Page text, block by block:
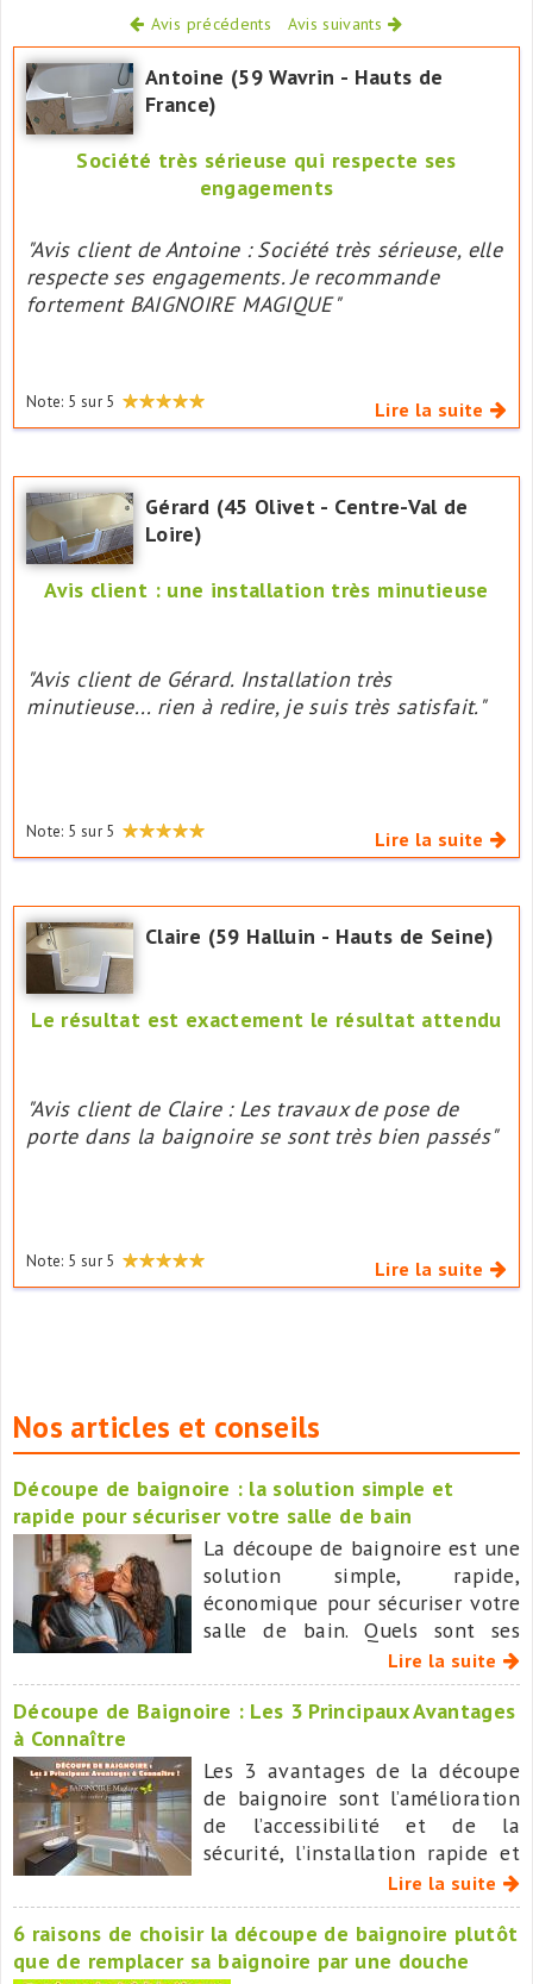
Avis précédents Avis suivants
Antoine (59 Wavrin - Hauts de
France)
Société très sérieuse qui respecte ses
engagements
"Avis client de Antoine : Société très sérieuse, elle
respecte ses engagements. Je recommande
fortement BAIGNOIRE MAGIQUE"
Note: 5 sur 5 Lire la suite
Gérard (45 Olivet - Centre-Val de
Loire)
Avis client : une installation très minutieuse
"Avis client de Gérard. Installation très
minutieuse... rien à redire, je suis très satisfait."
Note: 5 sur 5 Lire la suite
Claire (59 Halluin - Hauts de Seine)
Le résultat est exactement le résultat attendu
"Avis client de Claire : Les travaux de pose de
porte dans la baignoire se sont très bien passés"
Note: 5 sur 5 Lire la suite
Nos articles et conseils
Découpe de baignoire : la solution simple et
rapide pour sécuriser votre salle de bain
La découpe de baignoire est une
solution simple, rapide,
économique pour sécuriser votre
salle de bain. Quels sont ses
avantages, et pourquoi
BAIGNOIRE MAGIQUE est
aujourd’hui le leader national
Lire la suite
Découpe de Baignoire : Les 3 Principaux Avantages
à Connaître
Les 3 avantages de la découpe
de baignoire sont l’amélioration
de l’accessibilité et de la
sécurité, l’installation rapide et
peu invasive, le coût moindre
que celui d’un remplacement
complet de baignoire.
Lire la suite
6 raisons de choisir la découpe de baignoire plutôt
que de remplacer sa baignoire par une douche